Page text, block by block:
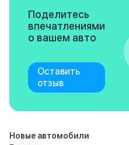
Поделитесь
впечатлениями
о вашем авто
Оставить
отзыв
Новые автомобили